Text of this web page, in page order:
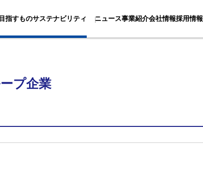
指すものサステナビリティ ニュース事業紹介会社情報採用情報
プ企業